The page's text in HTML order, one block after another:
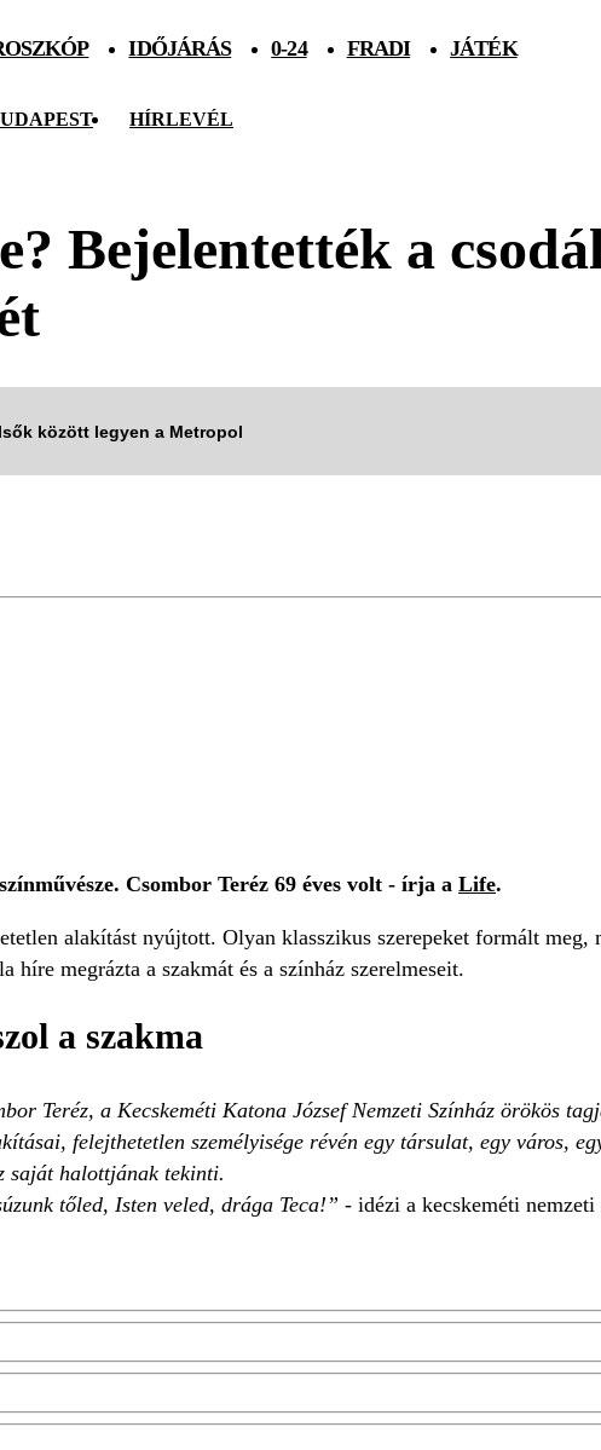
IDŐJÁRÁS 0-24 FRADI JÁTÉK
HÍRLEVÉL
Bejelentették a
között legyen a Metropol
Csombor Teréz 69 éves volt - írja a Life.
alakítást nyújtott. Olyan klasszikus szerepeket formált
híre megrázta a szakmát és a színház szerelmeseit.
a szakma
Teréz, a Kecskeméti Katona József Nemzeti Színház örökös
felejthetetlen személyisége révén egy társulat, egy város,
saját halottjának tekinti.
tőled, Isten veled, drága Teca!” - idézi a kecskeméti